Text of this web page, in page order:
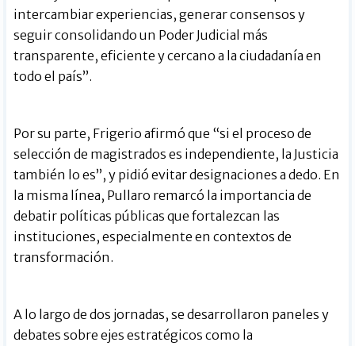
intercambiar experiencias, generar consensos y
seguir consolidando un Poder Judicial más
transparente, eficiente y cercano a la ciudadanía en
todo el país”.
Por su parte, Frigerio afirmó que “si el proceso de
selección de magistrados es independiente, la Justicia
también lo es”, y pidió evitar designaciones a dedo. En
la misma línea, Pullaro remarcó la importancia de
debatir políticas públicas que fortalezcan las
instituciones, especialmente en contextos de
transformación.
A lo largo de dos jornadas, se desarrollaron paneles y
debates sobre ejes estratégicos como la